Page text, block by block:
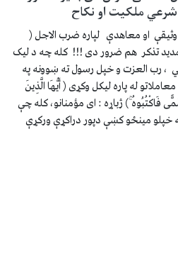
ملکیت او نکاح
وثیقې او معاهدې لپاره ضرب الاجل (
تذکر هم ضرور دی !!! کله چه د لیک
رب العزت و خپل رسول ته ښوونه په
له پاره لیکل وکړی ( أَيُّهَا الَّذِينَ
فَاكْتُبُوهُ ۚ) ژباړه : اى مؤمنانو، كله چې
خپلو مينځو كښې دپور دراكړې وركړې